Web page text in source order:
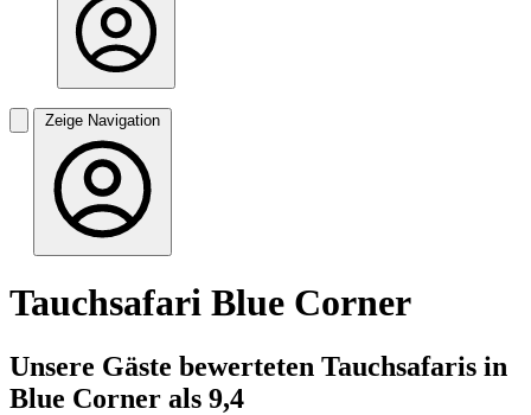
Zeige Navigation
Tauchsafari Blue Corner
Unsere Gäste bewerteten Tauchsafaris in
Blue Corner als 9,4